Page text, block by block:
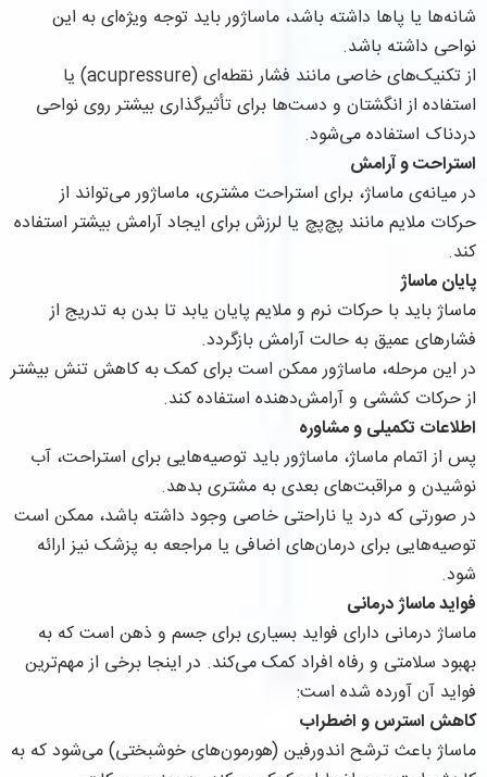
شانه‌ها یا پاها داشته باشد، ماساژور باید توجه ویژه‌ای به این
نواحی داشته باشد.
از تکنیک‌های خاصی مانند فشار نقطه‌ای (acupressure) یا
استفاده از انگشتان و دست‌ها برای تأثیرگذاری بیشتر روی نواحی
دردناک استفاده می‌شود.
استراحت و آرامش
در میانه‌ی ماساژ، برای استراحت مشتری، ماساژور می‌تواند از
حرکات ملایم مانند پچ‌پچ یا لرزش برای ایجاد آرامش بیشتر استفاده
کند.
پایان ماساژ
ماساژ باید با حرکات نرم و ملایم پایان یابد تا بدن به تدریج از
فشارهای عمیق به حالت آرامش بازگردد.
در این مرحله، ماساژور ممکن است برای کمک به کاهش تنش بیشتر
از حرکات کششی و آرامش‌دهنده استفاده کند.
اطلاعات تکمیلی و مشاوره
پس از اتمام ماساژ، ماساژور باید توصیه‌هایی برای استراحت، آب‌
نوشیدن و مراقبت‌های بعدی به مشتری بدهد.
در صورتی که درد یا ناراحتی خاصی وجود داشته باشد، ممکن است
توصیه‌هایی برای درمان‌های اضافی یا مراجعه به پزشک نیز ارائه
شود.
فواید ماساژ درمانی
ماساژ درمانی دارای فواید بسیاری برای جسم و ذهن است که به
بهبود سلامتی و رفاه افراد کمک می‌کند. در اینجا برخی از مهم‌ترین
فواید آن آورده شده است:
کاهش استرس و اضطراب
ماساژ باعث ترشح اندورفین (هورمون‌های خوشبختی) می‌شود که به